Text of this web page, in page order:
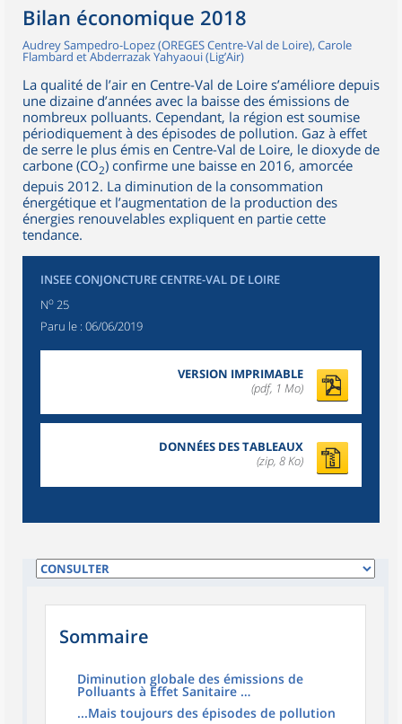
Bilan économique 2018
Audrey Sampedro-Lopez (OREGES Centre-Val de Loire), Carole
Flambard et Abderrazak Yahyaoui (Lig’Air)
La qualité de l’air en Centre-Val de Loire s’améliore depuis
une dizaine d’années avec la baisse des émissions de
nombreux polluants. Cependant, la région est soumise
périodiquement à des épisodes de pollution. Gaz à effet
de serre le plus émis en Centre-Val de Loire, le dioxyde de
carbone (CO2) confirme une baisse en 2016, amorcée
depuis 2012. La diminution de la consommation
énergétique et l’augmentation de la production des
énergies renouvelables expliquent en partie cette
tendance.
INSEE CONJONCTURE CENTRE-VAL DE LOIRE
No 25
Paru le : 06/06/2019
VERSION IMPRIMABLE
(pdf, 1 Mo)
DONNÉES DES TABLEAUX
(zip, 8 Ko)
Sommaire
Diminution globale des émissions de
Polluants à Effet Sanitaire …
...Mais toujours des épisodes de pollution